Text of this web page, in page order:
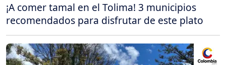
¡A comer tamal en el Tolima! 3 municipios
recomendados para disfrutar de este plato